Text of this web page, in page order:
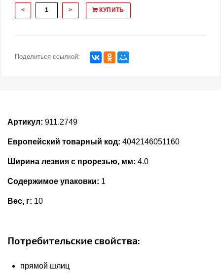
< > КУПИТЬ
Поделиться ссылкой:
Артикул: 911.2749
Европейский товарный код: 4042146051160
Ширина лезвия с прорезью, мм: 4.0
Содержимое упаковки: 1
Вес, г: 10
Потребительские свойства:
прямой шлиц